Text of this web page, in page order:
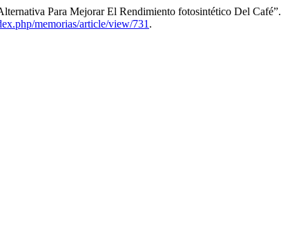
Para Mejorar El Rendimiento fotosintético Del Café”.
memorias/article/view/731 .